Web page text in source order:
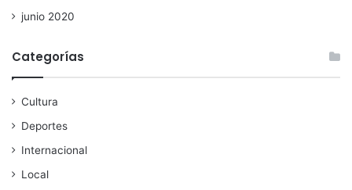
junio 2020
Categorías
Cultura
Deportes
Internacional
Local